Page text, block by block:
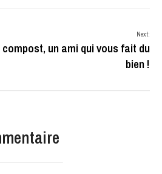
Next:
compost, un ami qui vous fait du
bien !